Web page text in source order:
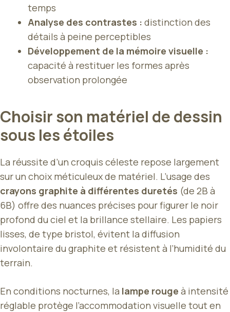
temps
Analyse des contrastes : distinction des
détails à peine perceptibles
Développement de la mémoire visuelle :
capacité à restituer les formes après
observation prolongée
Choisir son matériel de dessin
sous les étoiles
La réussite d’un croquis céleste repose largement
sur un choix méticuleux de matériel. L’usage des
crayons graphite à différentes duretés (de 2B à
6B) offre des nuances précises pour figurer le noir
profond du ciel et la brillance stellaire. Les papiers
lisses, de type bristol, évitent la diffusion
involontaire du graphite et résistent à l’humidité du
terrain.
En conditions nocturnes, la lampe rouge à intensité
réglable protège l’accommodation visuelle tout en